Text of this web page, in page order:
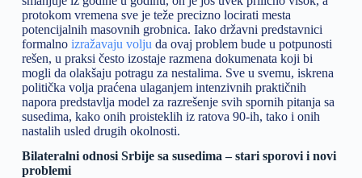
protokom vremena sve je teže precizno locirati mesta
potencijalnih masovnih grobnica. Iako državni predstavnici
formalno izražavaju volju da ovaj problem bude u potpunosti
rešen, u praksi često izostaje razmena dokumenata koji bi
mogli da olakšaju potragu za nestalima. Sve u svemu, iskrena
politička volja praćena ulaganjem intenzivnih praktičnih
napora predstavlja model za razrešenje svih spornih pitanja sa
susedima, kako onih proisteklih iz ratova 90-ih, tako i onih
nastalih usled drugih okolnosti.
Bilateralni odnosi Srbije sa susedima – stari sporovi i novi
problemi